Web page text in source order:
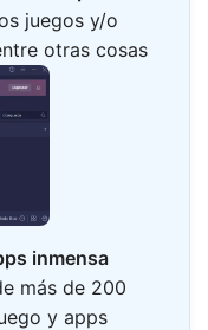
juegos y/o
otras cosas
inmensa
más de 200
y apps